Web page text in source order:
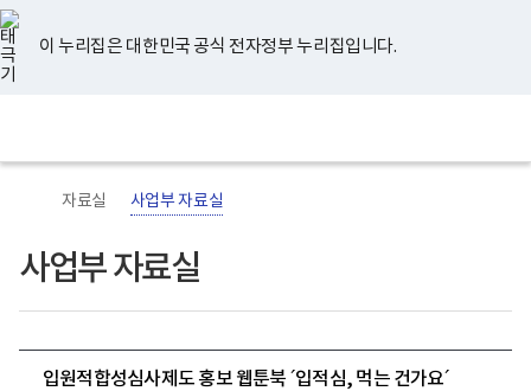
너
비
767px
이
하
이 누리집은 대한민국 공식 전자정부 누리집입니다.
지
검
메
홈
자료실 사업부 자료실
사업부 자료실
입원적합성심사제도 홍보 웹툰북 ´입적심, 먹는 건가요´
유
튜
브
페
이
스
북
인
스
타
그
램
블
로
그